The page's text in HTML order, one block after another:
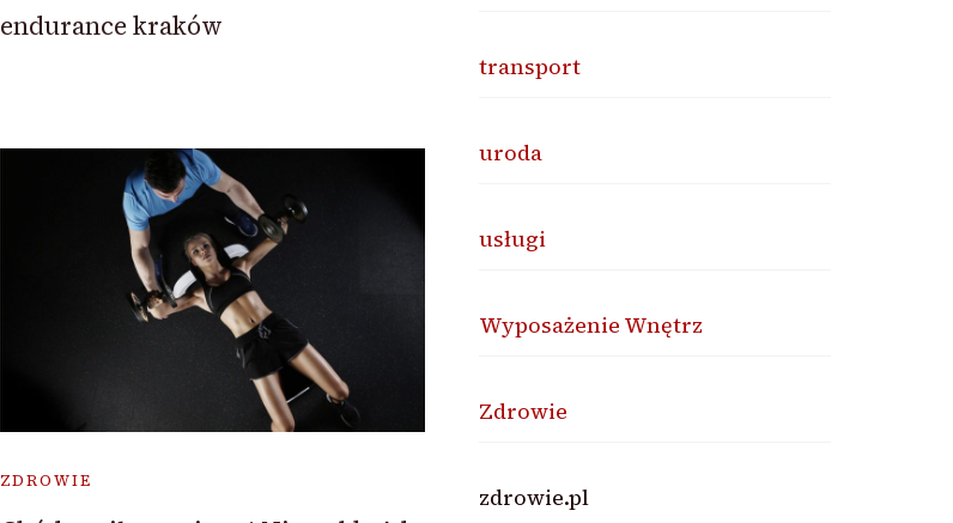
endurance kraków
ZDROWIE
transport
uroda
usługi
Wyposażenie Wnętrz
Zdrowie
zdrowie.pl